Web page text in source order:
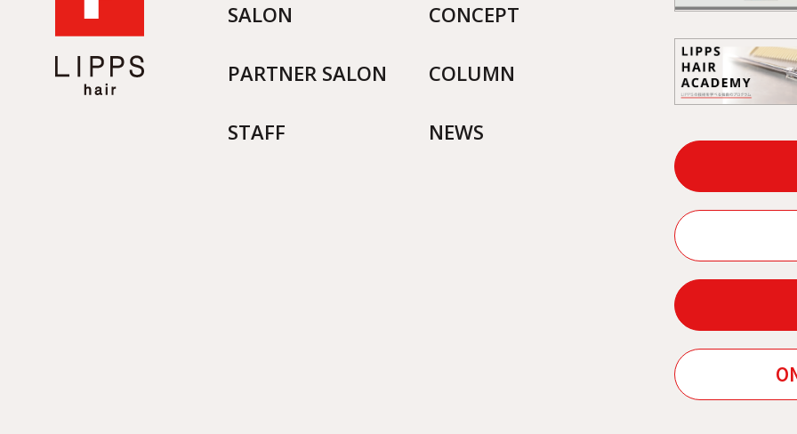
SALON
PARTNER SALON
STAFF
CONCEPT
COLUMN
NEWS